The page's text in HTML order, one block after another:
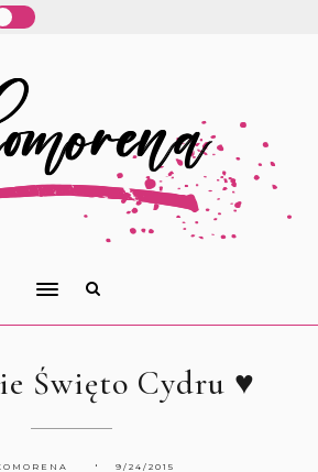
Święto Cydru ♥
9/24/2015